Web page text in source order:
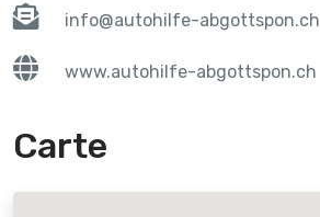
info@autohilfe-abgottspon.ch
www.autohilfe-abgottspon.ch
Carte